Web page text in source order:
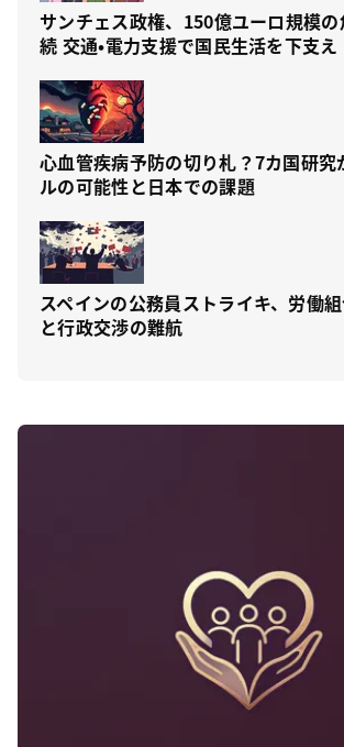
サンチェス政権、150億ユーロ規模
続 交通・電力支援で国民生活を下支え
心血管疾病予防の切り札？7カ国研究
ルの可能性と日本での課題
スペインの公務員ストライキ、労働
と行政交渉の難航